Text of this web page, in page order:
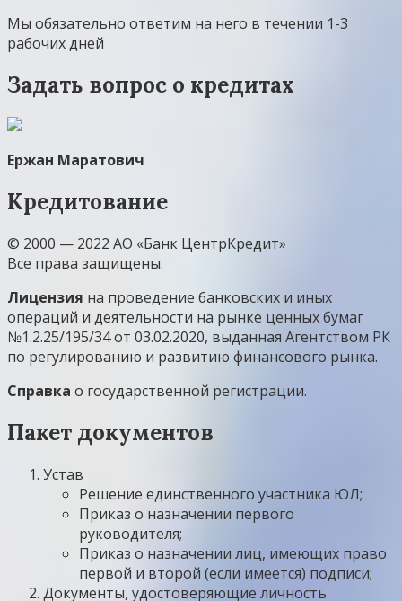
Мы обязательно ответим на него в течении 1-3
рабочих дней
Задать вопрос о кредитах
Ержан Маратович
Кредитование
© 2000 — 2022 АО «Банк ЦентрКредит»
Все права защищены.
Лицензия на проведение банковских и иных
операций и деятельности на рынке ценных бумаг
№1.2.25/195/34 от 03.02.2020, выданная Агентством РК
по регулированию и развитию финансового рынка.
Справка о государственной регистрации.
Пакет документов
Устав
Решение единственного участника ЮЛ;
Приказ о назначении первого
руководителя;
Приказ о назначении лиц, имеющих право
первой и второй (если имеется) подписи;
Документы, удостоверяющие личность